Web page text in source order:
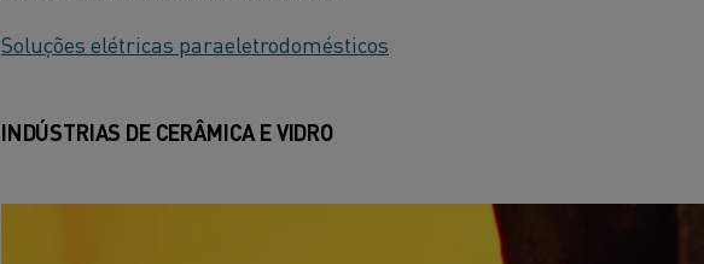
Soluções elétricas paraeletrodomésticos
INDÚSTRIAS DE CERÂMICA E VIDRO